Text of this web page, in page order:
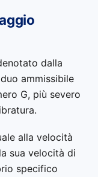
dalla
ammissibile
G, più severo
alla velocità
sua velocità di
specifico